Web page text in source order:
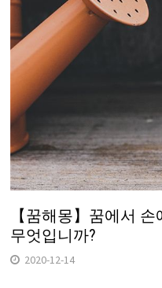
【꿈해몽】꿈에서
무엇입니까?
2020-12-14